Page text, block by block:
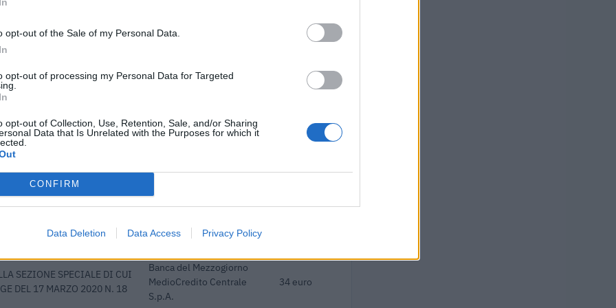
opt-out of the Sale of my Personal Data.
opt-out of processing my Personal Data for Targeted
opt-out of Collection, Use, Retention, Sale, and/or Sharing
Data that Is Unrelated with the Purposes for which it
CONFIRM
Data Deletion Data Access Privacy Policy
per un totale di 25.062 euro (2020–2023).
IMPORTO
ai sensi della decisione SA.
101076)
agenzia delle entrate 13.659 euro
a seguito della crisi
19 [con mo
a seguito della crisi
19 [con mo
per la formazione
esentati ai s
FONDIMPRESA
per aziende
integrazione
inps
SEZIONE SPECIALE DI CUI
DEL 17 MARZO 2020 N. 18
Banca del Mezzogiorno
MedioCredito Centrale
S.p.A.
34 euro